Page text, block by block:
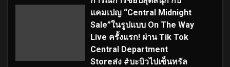
แคมเปญ “Central Midnight
Sale”ในรูปแบบ On The Way
Live ครั้งแรก! ผ่าน Tik Tok
Central Department
Storeส่ง #บะบิวไปเซ็นทรัล